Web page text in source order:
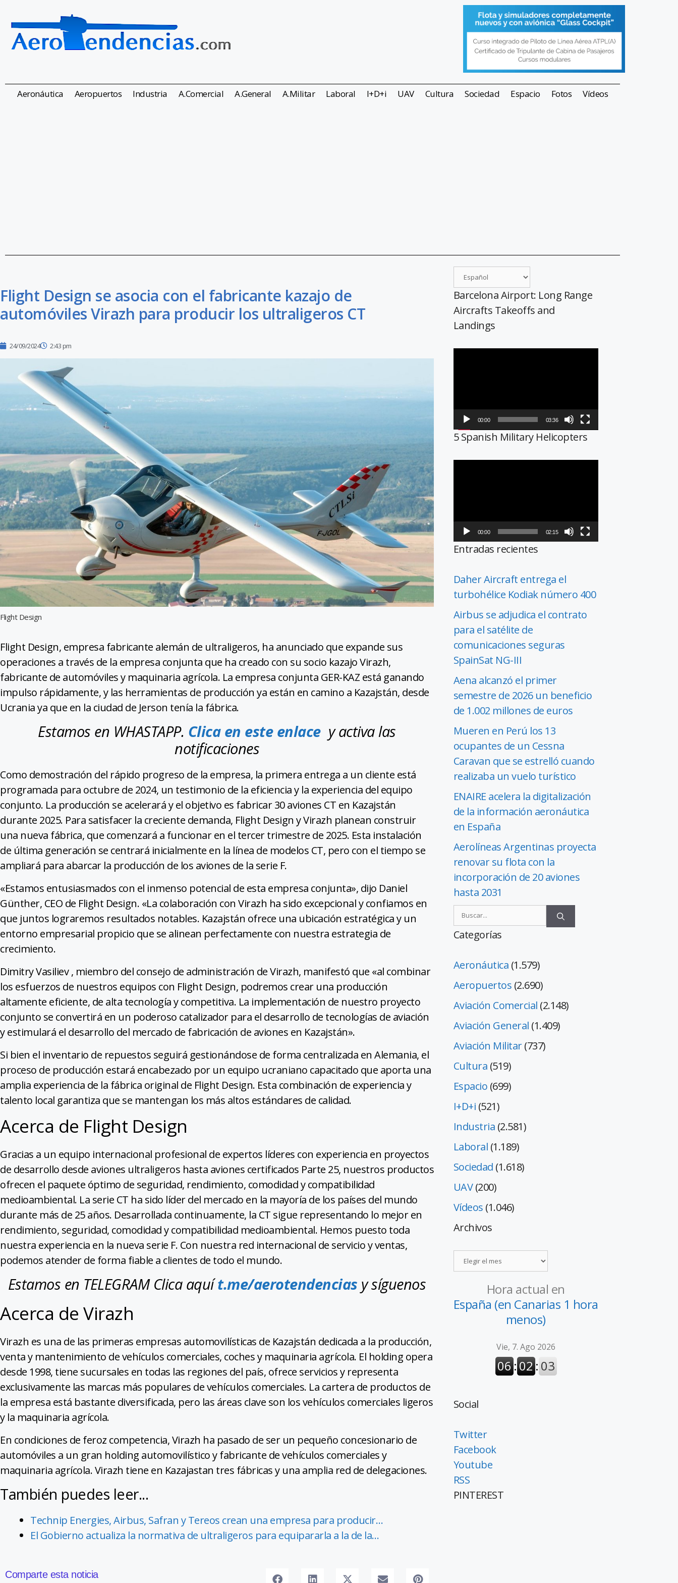
Aeronáutica Aeropuertos Industria A.Comercial A.General A.Militar Laboral I+D+i UAV Cultura Sociedad Espacio Fotos Vídeos
Flight Design se asocia con el fabricante kazajo de
automóviles Virazh para producir los ultraligeros CT
24/09/2024 2:43 pm
Flight Design
Flight Design, empresa fabricante alemán de ultraligeros, ha anunciado que expande sus
operaciones a través de la empresa conjunta que ha creado con su socio kazajo Virazh,
fabricante de automóviles y maquinaria agrícola. La empresa conjunta GER-KAZ está ganando
impulso rápidamente, y las herramientas de producción ya están en camino a Kazajstán, desde
Ucrania ya que en la ciudad de Jerson tenía la fábrica.
Estamos en WHASTAPP. Clica en este enlacey activa las
notificaciones
Como demostración del rápido progreso de la empresa, la primera entrega a un cliente está
programada para octubre de 2024, un testimonio de la eficiencia y la experiencia del equipo
conjunto. La producción se acelerará y el objetivo es fabricar 30 aviones CT en Kazajstán
durante 2025. Para satisfacer la creciente demanda, Flight Design y Virazh planean construir
una nueva fábrica, que comenzará a funcionar en el tercer trimestre de 2025. Esta instalación
de última generación se centrará inicialmente en la línea de modelos CT, pero con el tiempo se
ampliará para abarcar la producción de los aviones de la serie F.
«Estamos entusiasmados con el inmenso potencial de esta empresa conjunta», dijo Daniel
Günther, CEO de Flight Design. «La colaboración con Virazh ha sido excepcional y confiamos en
que juntos lograremos resultados notables. Kazajstán ofrece una ubicación estratégica y un
entorno empresarial propicio que se alinean perfectamente con nuestra estrategia de
crecimiento.
Dimitry Vasiliev , miembro del consejo de administración de Virazh, manifestó que «al combinar
los esfuerzos de nuestros equipos con Flight Design, podremos crear una producción
altamente eficiente, de alta tecnología y competitiva. La implementación de nuestro proyecto
conjunto se convertirá en un poderoso catalizador para el desarrollo de tecnologías de aviación
y estimulará el desarrollo del mercado de fabricación de aviones en Kazajstán».
Si bien el inventario de repuestos seguirá gestionándose de forma centralizada en Alemania, el
proceso de producción estará encabezado por un equipo ucraniano capacitado que aporta una
amplia experiencia de la fábrica original de Flight Design. Esta combinación de experiencia y
talento local garantiza que se mantengan los más altos estándares de calidad.
Acerca de Flight Design
Gracias a un equipo internacional profesional de expertos líderes con experiencia en proyectos
de desarrollo desde aviones ultraligeros hasta aviones certificados Parte 25, nuestros productos
ofrecen el paquete óptimo de seguridad, rendimiento, comodidad y compatibilidad
medioambiental. La serie CT ha sido líder del mercado en la mayoría de los países del mundo
durante más de 25 años. Desarrollada continuamente, la CT sigue representando lo mejor en
rendimiento, seguridad, comodidad y compatibilidad medioambiental. Hemos puesto toda
nuestra experiencia en la nueva serie F. Con nuestra red internacional de servicio y ventas,
podemos atender de forma fiable a clientes de todo el mundo.
Estamos en TELEGRAM Clica aquít.me/aerotendencias y síguenos
Acerca de Virazh
Virazh es una de las primeras empresas automovilísticas de Kazajstán dedicada a la producción,
venta y mantenimiento de vehículos comerciales, coches y maquinaria agrícola. El holding opera
desde 1998, tiene sucursales en todas las regiones del país, ofrece servicios y representa
exclusivamente las marcas más populares de vehículos comerciales. La cartera de productos de
la empresa está bastante diversificada, pero las áreas clave son los vehículos comerciales ligeros
y la maquinaria agrícola.
En condiciones de feroz competencia, Virazh ha pasado de ser un pequeño concesionario de
automóviles a un gran holding automovilístico y fabricante de vehículos comerciales y
maquinaria agrícola. Virazh tiene en Kazajastan tres fábricas y una amplia red de delegaciones.
También puedes leer...
Technip Energies, Airbus, Safran y Tereos crean una empresa para producir…
El Gobierno actualiza la normativa de ultraligeros para equipararla a la de la…
Comparte esta noticia
Barcelona Airport: Long Range
Aircrafts Takeoffs and
Landings
00:00 03:36
5 Spanish Military Helicopters
00:00 02:15
Entradas recientes
Daher Aircraft entrega el
turbohélice Kodiak número 400
Airbus se adjudica el contrato
para el satélite de
comunicaciones seguras
SpainSat NG-III
Aena alcanzó el primer
semestre de 2026 un beneficio
de 1.002 millones de euros
Mueren en Perú los 13
ocupantes de un Cessna
Caravan que se estrelló cuando
realizaba un vuelo turístico
ENAIRE acelera la digitalización
de la información aeronáutica
en España
Aerolíneas Argentinas proyecta
renovar su flota con la
incorporación de 20 aviones
hasta 2031
Categorías
Aeronáutica (1.579)
Aeropuertos (2.690)
Aviación Comercial (2.148)
Aviación General (1.409)
Aviación Militar(737)
Cultura (519)
Espacio (699)
I+D+i (521)
Industria (2.581)
Laboral (1.189)
Sociedad (1.618)
UAV(200)
Vídeos (1.046)
Archivos
Hora actual en
España (en Canarias 1 hora
menos)
Social
Twitter
Facebook
Youtube
RSS
PINTEREST